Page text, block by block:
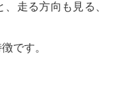
走る方向も見る、
です。